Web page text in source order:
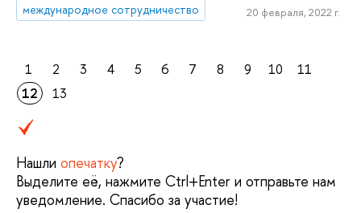
международное сотрудничество
20 февраля, 2022 г.
1 2 3 4 5 6 7 8 9 10
11
12
13
Нашли опечатку?
Выделите её, нажмите Ctrl+Enter и отправьте нам
уведомление. Спасибо за участие!